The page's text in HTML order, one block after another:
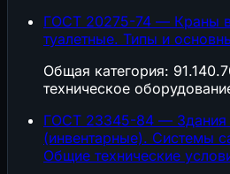
ГОСТ 20275-74 — Краны
туалетные. Типы и
Общая категория:
техническое
ГОСТ 23345-84 — Здания
(инвентарные). Системы
Общие технические